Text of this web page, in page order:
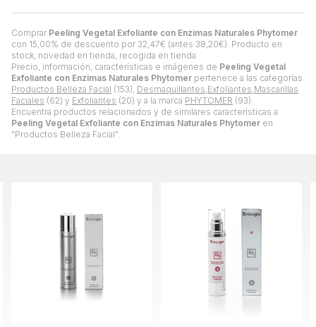
Comprar Peeling Vegetal Exfoliante con Enzimas Naturales Phytomer
con 15,00% de descuento por 32,47€ (antes 38,20€). Producto en
stock, novedad en tienda, recogida en tienda.
Precio, información, características e imágenes de Peeling Vegetal
Exfoliante con Enzimas Naturales Phytomer pertenece a las categorías
Productos Belleza Facial (153), Desmaquillantes,Exfoliantes,Mascarillas
Faciales (62) y Exfoliantes (20) y a la marca PHYTOMER (93).
Encuentra productos relacionados y de similares características a
Peeling Vegetal Exfoliante con Enzimas Naturales Phytomer en
"Productos Belleza Facial".